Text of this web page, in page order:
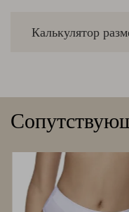
Калькулятор